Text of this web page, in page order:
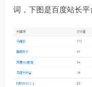
词，下图是百度站长平